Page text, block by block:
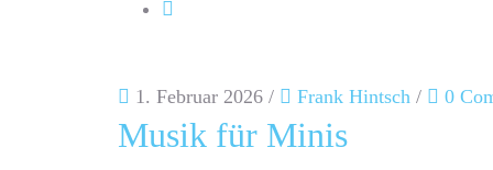
1. Februar 2026 / Frank Hintsch / 0
Musik für Minis